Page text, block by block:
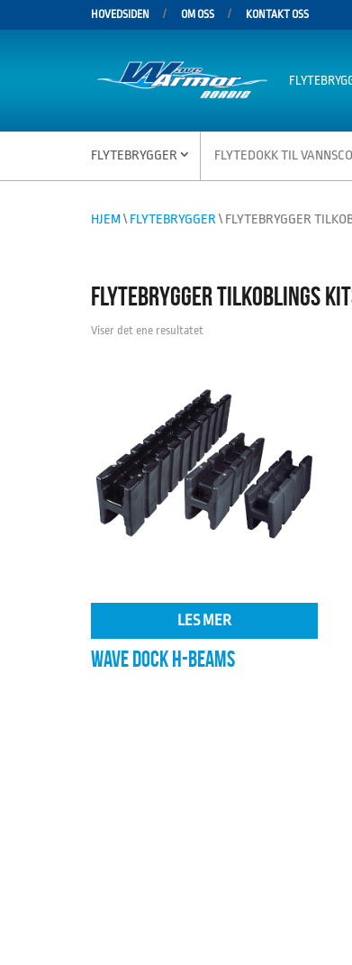
HOVEDSIDEN OM OSS KONTAKT OSS
FLYTEBRYGGER FLYTEDOKK TIL
HJEM \FLYTEBRYGGER\ FLYTEBRYGGER
FLYTEBRYGGER TILKOBLINGS
Viser det ene resultatet
LES MER
WAVE DOCK H-BEAMS